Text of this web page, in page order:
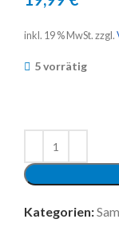
inkl. 19 % MwSt. zzgl.
5 vorrätig
Kategorien: